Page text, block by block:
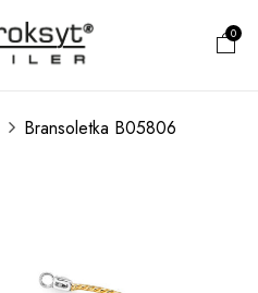
0
Bransoletka B05806